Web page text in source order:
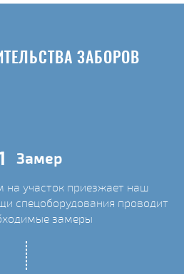
ЗАБОРОВ
Замер
на участок приезжает наш
спецоборудования проводит
замеры